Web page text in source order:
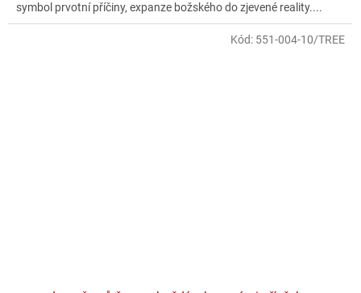
symbol prvotní příčiny, expanze božského do zjevené reality....
Kód: 551-004-10/TREE